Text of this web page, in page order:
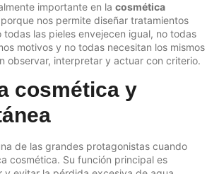
importante en la cosmética
nos permite diseñar tratamientos
todas las pieles envejecen igual, no todas
motivos y no todas necesitan los mismos
observar, interpretar y actuar con criterio.
cosmética y
de las grandes protagonistas cuando
cosmética. Su función principal es